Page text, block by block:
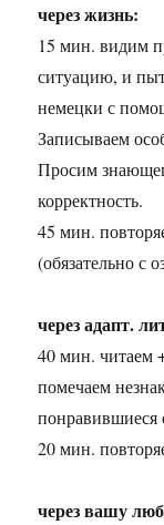
через жизнь:
15 мин. видим
ситуацию, и
немецки с
Записываем
Просим
корректность.
45 мин.
(обязательно с
через адапт.
40 мин. читаем
помечаем
понравившиеся
20 мин.
через вашу